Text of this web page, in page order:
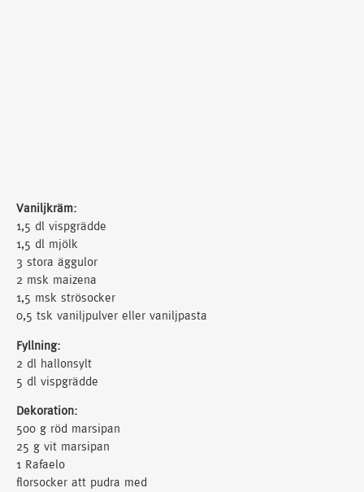
Vaniljkräm:
1,5 dl vispgrädde
1,5 dl mjölk
3 stora äggulor
2 msk maizena
1,5 msk strösocker
0,5 tsk vaniljpulver eller vaniljpasta
Fyllning:
2 dl hallonsylt
5 dl vispgrädde
Dekoration:
500 g röd marsipan
25 g vit marsipan
1 Rafaelo
florsocker att pudra med